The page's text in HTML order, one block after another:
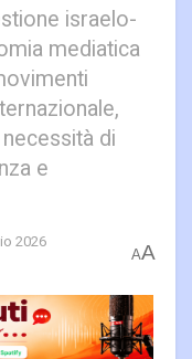
israelo-
mediatica
di
e
2026
AA